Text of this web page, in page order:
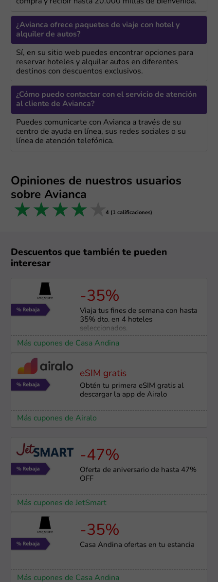
compra y recibir hasta 20.000 millas de bienvenida.
¿Avianca ofrece paquetes de viaje con hotel y
alquiler de autos?
Sí, en su sitio web puedes encontrar opciones para
reservar hoteles y alquilar autos en diferentes
destinos con descuentos exclusivos.
¿Cómo puedo contactar con el servicio de atención
al cliente de Avianca?
Puedes comunicarte con Avianca a través de su
centro de ayuda en línea, sus redes sociales o su
línea de atención telefónica.
Opiniones de nuestros usuarios
sobre Avianca
5 stars
4 stars
3 stars
2 stars
1 star 4 (1 calificaciones)
Descuentos que también te pueden
interesar
-35%
Viaja tus fines de semana con hasta
35% dto. en 4 hoteles
seleccionados.
Más cupones de Casa Andina
eSIM gratis
Obtén tu primera eSIM gratis al
descargar la app de Airalo
Más cupones de Airalo
-47%
Oferta de aniversario de hasta 47%
OFF
Más cupones de JetSmart
-35%
Casa Andina ofertas en tu estancia
Más cupones de Casa Andina